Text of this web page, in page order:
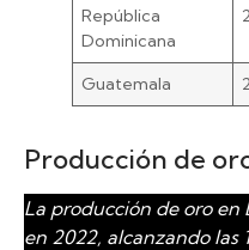
República
Dominicana
Guatemala
Producción de
La producción de oro en
en 2022, alcanzando las